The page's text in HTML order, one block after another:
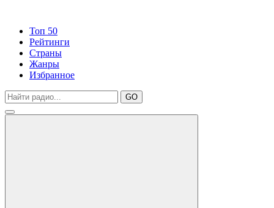
Топ 50
Рейтинги
Страны
Жанры
Избранное
GO